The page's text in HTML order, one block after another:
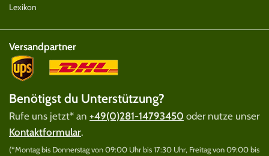
Lexikon
Versandpartner
Benötigst du Unterstützung?
Rufe uns jetzt* an +49(0)281-14793450 oder nutze unser
Kontaktformular.
(*Montag bis Donnerstag von 09:00 Uhr bis 17:30 Uhr, Freitag von 09:00 bis